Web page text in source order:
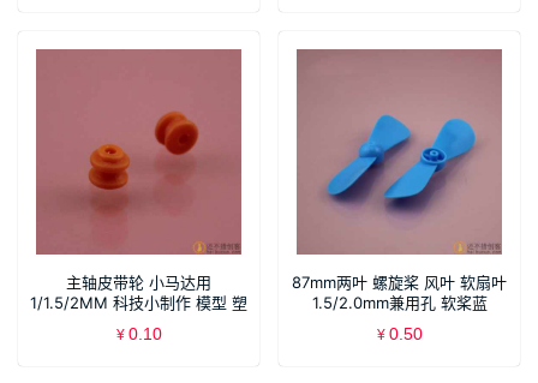
主轴皮带轮 小马达用
1/1.5/2MM 科技小制作 模型 塑
料传动轮
¥ 0.10
87mm两叶 螺旋桨 风叶 软扇叶
1.5/2.0mm兼用孔 软桨蓝
¥ 0.50